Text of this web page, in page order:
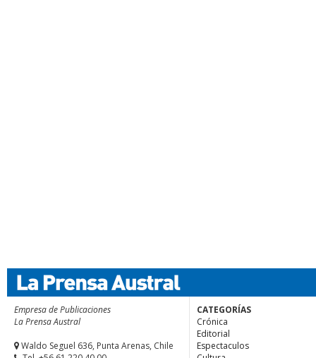
Empresa de Publicaciones
La Prensa Austral
Waldo Seguel 636, Punta Arenas, Chile
CATEGORÍAS
Crónica
Editorial
Espectaculos